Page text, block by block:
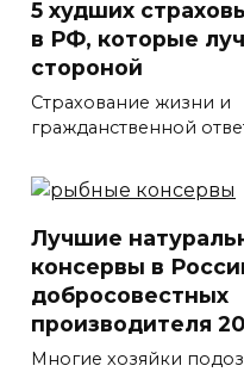
5 худших
в РФ, которые
стороной
Страхование жизни и
гражданственной
Лучшие
консервы в
добросовестных
производителя
Многие хозяйки